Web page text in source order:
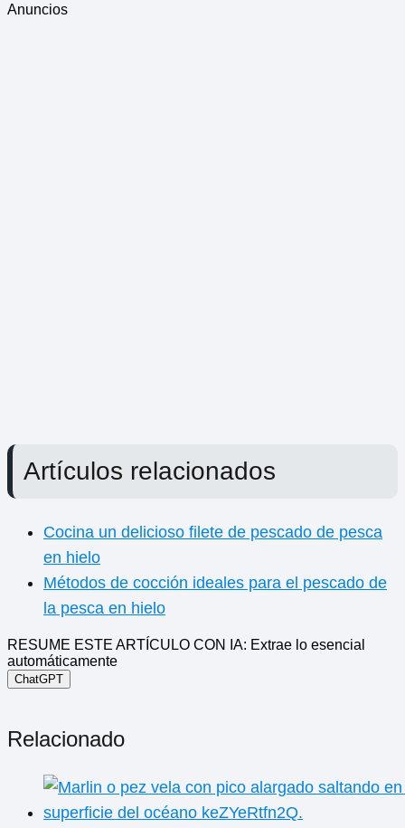
Anuncios
Artículos relacionados
Cocina un delicioso filete de pescado de pesca
en hielo
Métodos de cocción ideales para el pescado de
la pesca en hielo
RESUME ESTE ARTÍCULO CON IA: Extrae lo esencial
automáticamente
ChatGPT
Relacionado